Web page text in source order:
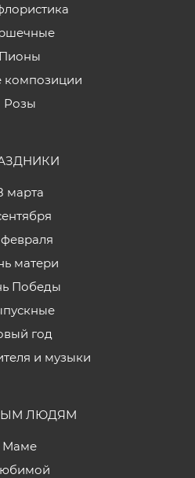
Пионы
композиции
Розы
марта
февраля
матери
Победы
год
и музыки
ЛЮДЯМ
Маме